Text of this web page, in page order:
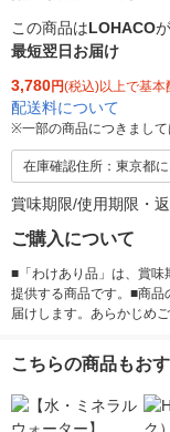
この商品はLOHACO
最短翌日お届け
3,780円(税込)以上で基本
配送料について
※一部の商品につきまし
在庫確認住所：東京都
賞味期限/使用期限・
ご購入について
■「わけあり品」は、賞
提供する商品です。■商品
届けします。あらかじめご
こちらの商品もお